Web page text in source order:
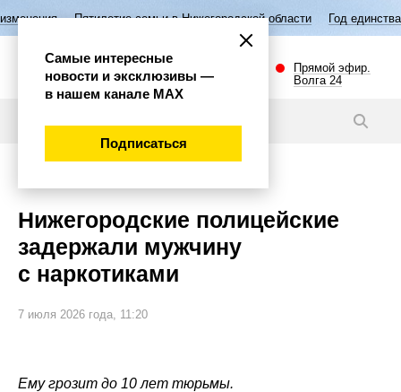
семьи в Нижегородской области Год единства народов России
Прямой эфир.
Волга 24
Нижегородские полицейские
задержали мужчину
с наркотиками
7 июля 2026 года, 11:20
Ему грозит до 10 лет тюрьмы.
Самые интересные
новости и эксклюзивы —
в нашем канале МАХ
Подписаться